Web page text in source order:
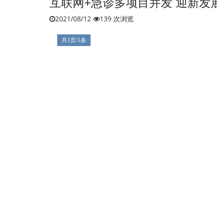
互联网+急诊多项目并发 迎新发
2021/08/12 139 次浏览
共1页/1条